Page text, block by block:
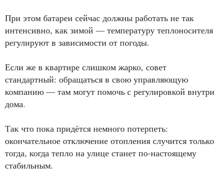
При этом батареи сейчас должны работать не так
интенсивно, как зимой — температуру теплоносителя
регулируют в зависимости от погоды.
Если же в квартире слишком жарко, совет
стандартный: обращаться в свою управляющую
компанию — там могут помочь с регулировкой внутри
дома.
Так что пока придётся немного потерпеть:
окончательное отключение отопления случится только
тогда, когда тепло на улице станет по-настоящему
стабильным.